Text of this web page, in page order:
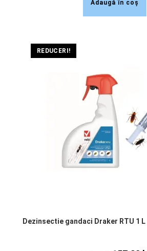
Adaugă în coș
REDUCERI!
Dezinsectie gandaci Draker RTU 1